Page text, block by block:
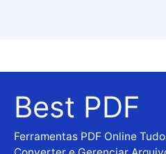
Best PDF
Ferramentas PDF Online